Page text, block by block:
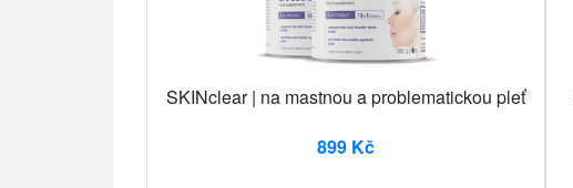
SKINclear | na mastnou a problematickou pleť
899 Kč